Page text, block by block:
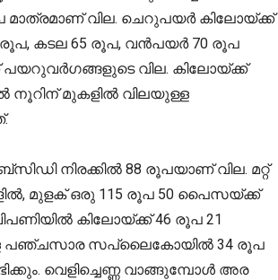
മാത്രമാണ് വില. ചെറുപയർ കിലോയ്ക്ക്
രൂപ, കടല 65 രൂപ, വൻപയർ 70 രൂപ
വില. കിലോയ്ക്ക്
നൂറിന് മുകളിൽ വിലയുള്ള
നിരക്കിൽ 88 രൂപയാണ് വില. മറ്റ്
മുളക് ഒരു 115 രൂപ 50 പൈസയ്ക്ക്
കിലോയ്ക്ക് 46 രൂപ 21
പഞ്ചസാര സപ്ലൈകോയിൽ 34 രൂപ
വെളിച്ചെണ്ണ വാങ്ങുമ്പോൾ അര